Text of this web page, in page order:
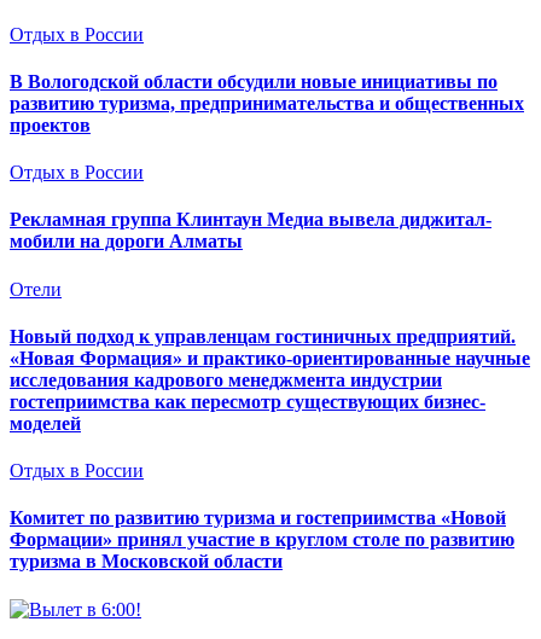
Отдых в России
В Вологодской области обсудили новые инициативы по
развитию туризма, предпринимательства и общественных
проектов
Отдых в России
Рекламная группа Клинтаун Медиа вывела диджитал-
мобили на дороги Алматы
Отели
Новый подход к управленцам гостиничных предприятий.
«Новая Формация» и практико-ориентированные научные
исследования кадрового менеджмента индустрии
гостеприимства как пересмотр существующих бизнес-
моделей
Отдых в России
Комитет по развитию туризма и гостеприимства «Новой
Формации» принял участие в круглом столе по развитию
туризма в Московской области